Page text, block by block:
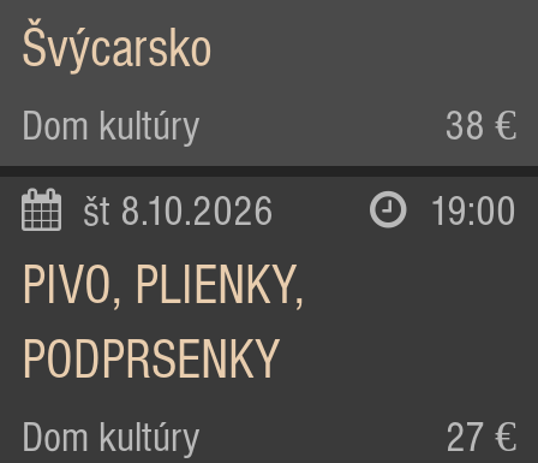
Švýcarsko
Dom kultúry 38 €
št 8.10.2026 19:00
PIVO, PLIENKY,
PODPRSENKY
Dom kultúry 27 €